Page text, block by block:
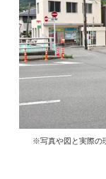
※写真や図と実際の